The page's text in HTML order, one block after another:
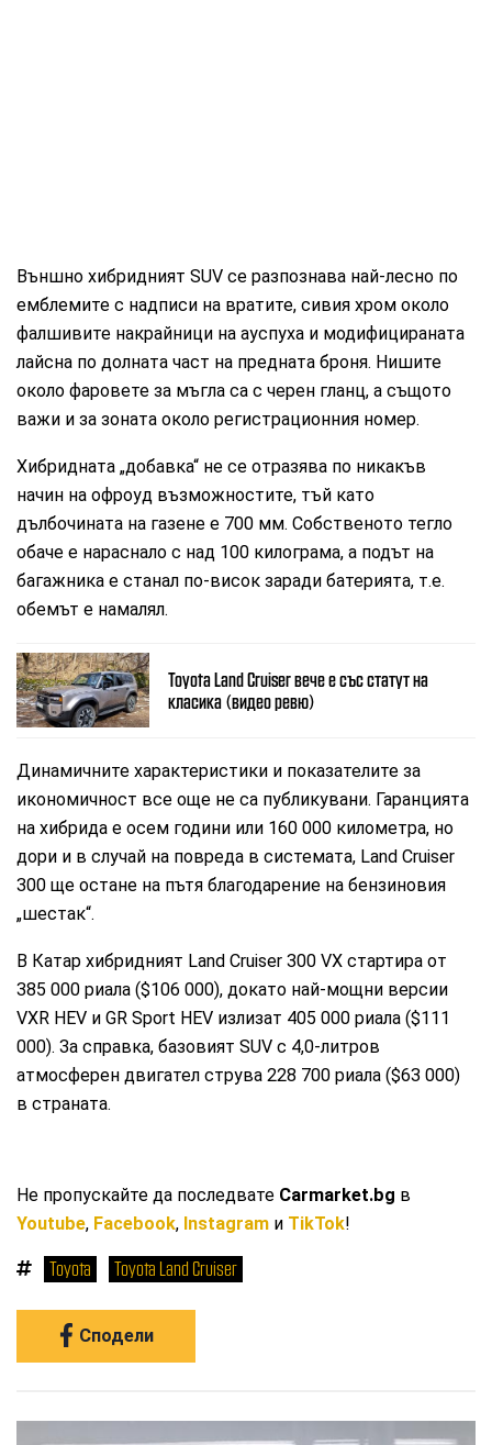
Външно хибридният SUV се разпознава най-лесно по
емблемите с надписи на вратите, сивия хром около
фалшивите накрайници на ауспуха и модифицираната
лайсна по долната част на предната броня. Нишите
около фаровете за мъгла са с черен гланц, а същото
важи и за зоната около регистрационния номер.
Хибридната „добавка“ не се отразява по никакъв
начин на офроуд възможностите, тъй като
дълбочината на газене е 700 мм. Собственото тегло
обаче е нараснало с над 100 килограма, а подът на
багажника е станал по-висок заради батерията, т.е.
обемът е намалял.
Toyota Land Cruiser вече е със статут на
класика (видео ревю)
Динамичните характеристики и показателите за
икономичност все още не са публикувани. Гаранцията
на хибрида е осем години или 160 000 километра, но
дори и в случай на повреда в системата, Land Cruiser
300 ще остане на пътя благодарение на бензиновия
„шестак“.
В Катар хибридният Land Cruiser 300 VX стартира от
385 000 риала ($106 000), докато най-мощни версии
VXR HEV и GR Sport HEV излизат 405 000 риала ($111
000). За справка, базовият SUV с 4,0-литров
атмосферен двигател струва 228 700 риала ($63 000)
в страната.
Не пропускайте да последвате Carmarket.bg в
Youtube, Facebook, Instagram и TikTok!
Toyota Toyota Land Cruiser
Сподели